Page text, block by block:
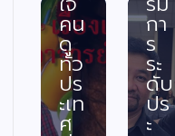
คน
ดู
ทั่ว
ปร
ะเท
ศ
กา
ร
ระ
ดับ
ปร
ะ